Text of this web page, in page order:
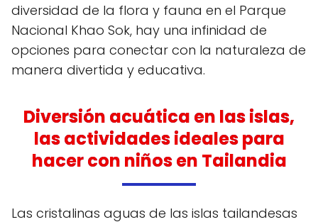
diversidad de la flora y fauna en el Parque
Nacional Khao Sok, hay una infinidad de
opciones para conectar con la naturaleza de
manera divertida y educativa.
Diversión acuática en las islas,
las actividades ideales para
hacer con niños en Tailandia
Las cristalinas aguas de las islas tailandesas